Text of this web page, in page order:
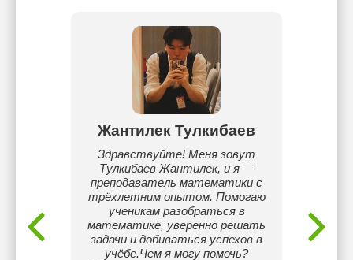
Жантилек Тулкибаев
Здравствуйте! Меня зовут
Тулкибаев Жантилек, и я —
преподаватель математики с
трёхлетним опытом. Помогаю
ученикам разобраться в
математике, уверенно решать
задачи и добиваться успехов в
учёбе.Чем я могу помочь?